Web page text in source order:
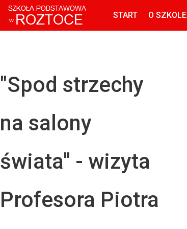
START O SZKOLE
"Spod strzechy
na salony
świata" - wizyta
Profesora Piotra